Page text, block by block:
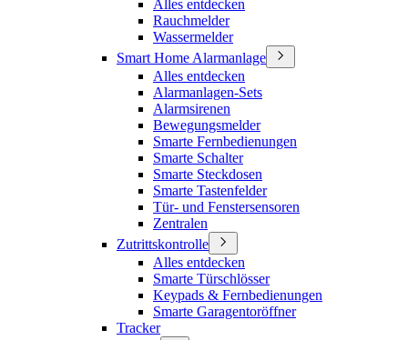
Alles entdecken
Rauchmelder
Wassermelder
Smart Home Alarmanlage
Alles entdecken
Alarmanlagen-Sets
Alarmsirenen
Bewegungsmelder
Smarte Fernbedienungen
Smarte Schalter
Smarte Steckdosen
Smarte Tastenfelder
Tür- und Fenstersensoren
Zentralen
Zutrittskontrolle
Alles entdecken
Smarte Türschlösser
Keypads & Fernbedienungen
Smarte Garagentoröffner
Tracker